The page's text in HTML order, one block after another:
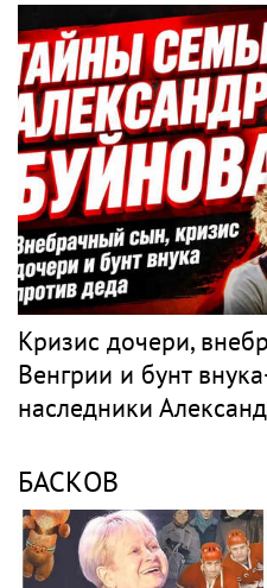
Кризис дочери,
Венгрии и бунт
наследники
БАСКОВ